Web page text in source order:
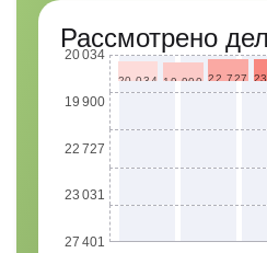
Рассмотрено
20 034
19 900
22 727
23 031
27 401
20 034 19 900 22 727